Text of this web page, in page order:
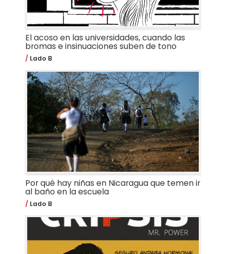
El acoso en las universidades, cuando las
bromas e insinuaciones suben de tono
Lado B
Por qué hay niñas en Nicaragua que temen ir
al baño en la escuela
Lado B